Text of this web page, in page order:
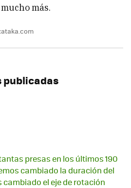
más.
publicadas
presas en los últimos 190
cambiado la duración del
el eje de rotación